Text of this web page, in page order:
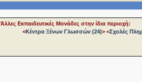
Άλλες Εκπαιδευτικές Μονάδες στην ίδια περιοχή:
<Κέντρα Ξένων Γλωσσών (24)> <Σχολές